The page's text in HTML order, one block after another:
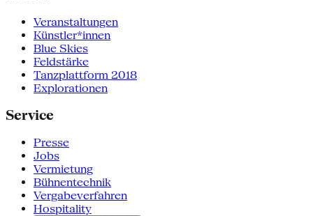
Veranstaltungen
Künstler*innen
Blue Skies
Feldstärke
Tanzplattform 2018
Explorationen
Service
Presse
Jobs
Vermietung
Bühnentechnik
Vergabeverfahren
Hospitality